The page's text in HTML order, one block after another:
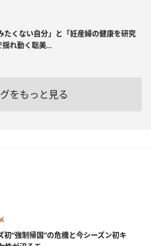
たくない自分」と「妊産婦の健康を研究
れ動く聡美...
をもっと見る
初“強制帰国”の危機と今シーズン初キ